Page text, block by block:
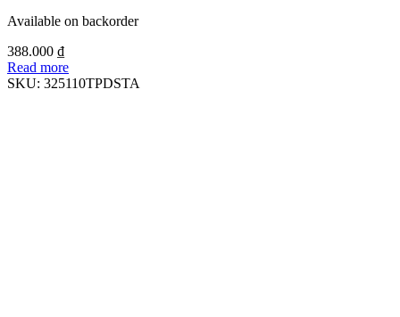
Available on backorder
388.000 ₫
Read more
SKU: 325110TPDSTA